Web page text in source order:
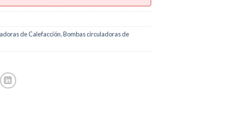
de Calefacción,Bombas circuladoras de